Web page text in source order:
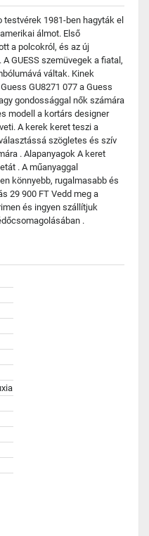
testvérek 1981-ben hagyták el
álmot. Első
a polcokról, és az új
GUESS szemüvegek a fiatal,
váltak. Kinek
GU8271 077 a Guess
gondossággal nők számára
modell a kortárs designer
A kerek keret teszi a
szögletes és szív
. Alapanyagok A keret
. A műanyaggal
könnyebb, rugalmasabb és
29 900 FT Vedd meg a
és ingyen szállítjuk
.